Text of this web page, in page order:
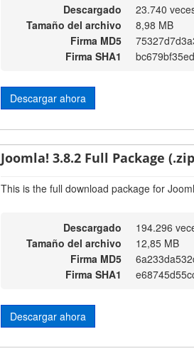
Descargado
23.740
Tamaño del archivo
8,98 MB
Firma MD5
Firma SHA1
Descargar ahora
Joomla! 3.8.2 Full Package
This is the full download package for
Descargado
194.296
Tamaño del archivo
12,85 MB
Firma MD5
Firma SHA1
Descargar ahora